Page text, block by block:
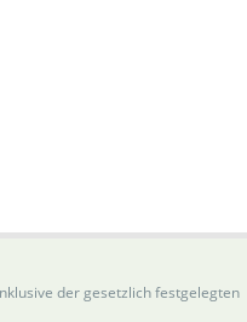
der gesetzlich festgelegten